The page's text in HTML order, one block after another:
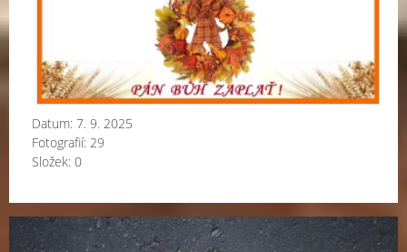
Datum: 7. 9. 2025
Fotografií: 29
Složek: 0